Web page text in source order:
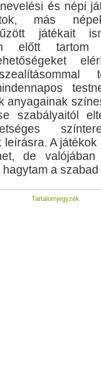
és népi
más
űzött játékait
előtt tartom
anyagainak
szabályaitól
leírásra. A
de
a
Tartalomjegyzék